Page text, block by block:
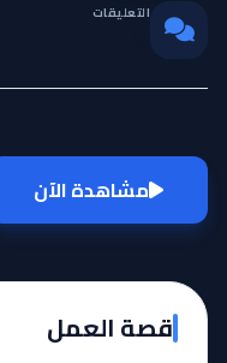
التعليقات
مشاهدة الآن
قصة العمل